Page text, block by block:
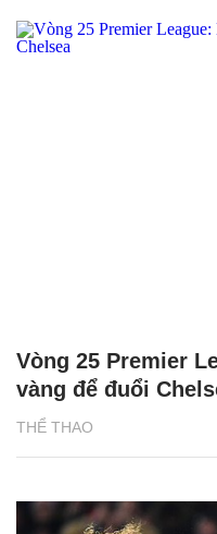
THỂ THAO
Vòng 25 Premier
vàng để đuổi